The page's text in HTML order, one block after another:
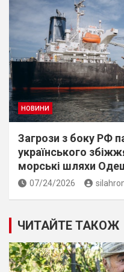
НОВИНИ
Загрози з боку РФ
українського
морські шляхи
07/24/2026
ЧИТАЙТЕ ТАКОЖ